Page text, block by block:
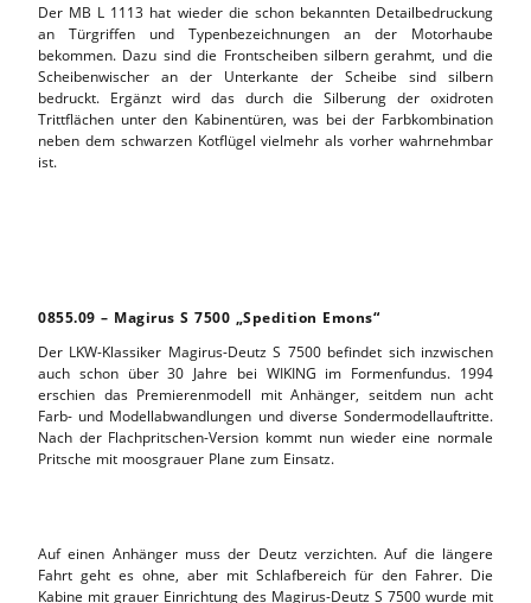
Der MB L 1113 hat wieder die schon bekannten Detailbedruckung
an Türgriffen und Typenbezeichnungen an der Motorhaube
bekommen. Dazu sind die Frontscheiben silbern gerahmt, und die
Scheibenwischer an der Unterkante der Scheibe sind silbern
bedruckt. Ergänzt wird das durch die Silberung der oxidroten
Trittflächen unter den Kabinentüren, was bei der Farbkombination
neben dem schwarzen Kotflügel vielmehr als vorher wahrnehmbar
ist.
0855.09 – Magirus S 7500 „Spedition Emons“
Der LKW-Klassiker Magirus-Deutz S 7500 befindet sich inzwischen
auch schon über 30 Jahre bei WIKING im Formenfundus. 1994
erschien das Premierenmodell mit Anhänger, seitdem nun acht
Farb- und Modellabwandlungen und diverse Sondermodellauftritte.
Nach der Flachpritschen-Version kommt nun wieder eine normale
Pritsche mit moosgrauer Plane zum Einsatz.
Auf einen Anhänger muss der Deutz verzichten. Auf die längere
Fahrt geht es ohne, aber mit Schlafbereich für den Fahrer. Die
Kabine mit grauer Einrichtung des Magirus-Deutz S 7500 wurde mit